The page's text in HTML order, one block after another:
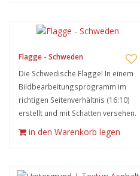
Flagge - Schweden
Die Schwedische Flagge! In einem
Bildbearbeitungsprogramm im
richtigen Seitenverhältnis (16:10)
erstellt und mit Schatten versehen.
in den Warenkorb legen